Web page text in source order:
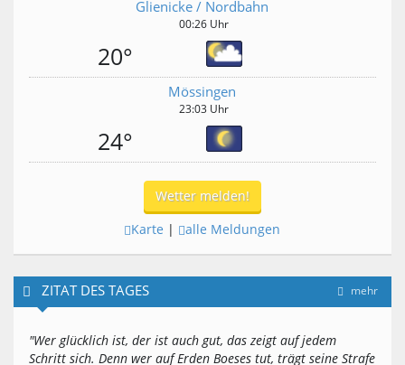
Glienicke / Nordbahn
00:26 Uhr
20°
Mössingen
23:03 Uhr
24°
Wetter melden!
Karte | alle Meldungen
mehr
ZITAT DES TAGES
"Wer glücklich ist, der ist auch gut, das zeigt auf jedem
Schritt sich. Denn wer auf Erden Boeses tut, trägt seine Strafe